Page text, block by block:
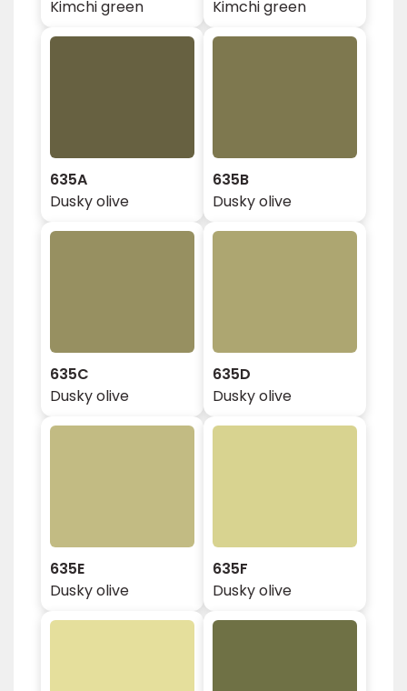
Kimchi green
Kimchi green
635A
Dusky olive
635B
Dusky olive
635C
Dusky olive
635D
Dusky olive
635E
Dusky olive
635F
Dusky olive